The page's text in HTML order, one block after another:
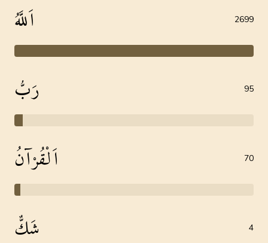
اَللَّهُ 2699
رَبُّ 95
اَلْقُرْآنُ 70
شَكٌّ 4